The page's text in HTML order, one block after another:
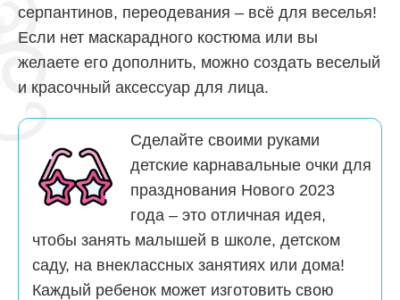
серпантинов, переодевания – всё для веселья!
Если нет маскарадного костюма или вы
желаете его дополнить, можно создать веселый
и красочный аксессуар для лица.
Сделайте своими руками
детские карнавальные очки для
празднования Нового 2023
года – это отличная идея,
чтобы занять малышей в школе, детском
саду, на внеклассных занятиях или дома!
Каждый ребенок может изготовить свою